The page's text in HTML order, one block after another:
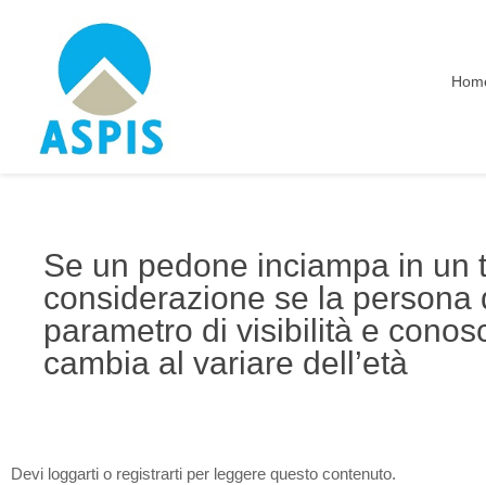
Se un pedone inciampa in un
considerazione se la
parametro di visibilità e
cambia al variare dell’età
Devi loggarti o registrarti per leggere questo contenuto.